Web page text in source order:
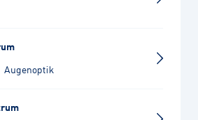
Augenoptik